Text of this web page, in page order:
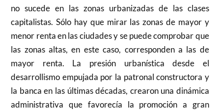
no sucede en las zonas urbanizadas de las clases
capitalistas. Sólo hay que mirar las zonas de mayor y
menor renta en las ciudades y se puede comprobar que
las zonas altas, en este caso, corresponden a las de
mayor renta. La presión urbanística desde el
desarrollismo empujada por la patronal constructora y
la banca en las últimas décadas, crearon una dinámica
administrativa que favorecía la promoción a gran